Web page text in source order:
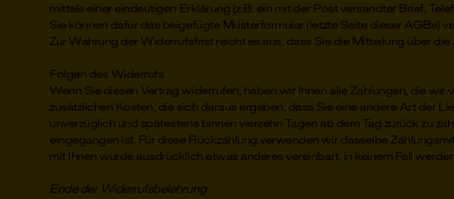
mittels einer eindeutigen Erklärung (z.B. ein mit der Post versandter Brief,
Sie können dafür das beigefügte Musterformular (letzte Seite dieser AGBs)
Zur Wahrung der Widerrufsfrist reicht es aus, dass Sie die Mitteilung über
Folgen des Widerrufs
Wenn Sie diesen Vertrag widerrufen, haben wir Ihnen alle Zahlungen, die
zusätzlichen Kosten, die sich daraus ergeben, dass Sie eine andere Art der
unverzüglich und spätestens binnen vierzehn Tagen ab dem Tag zurück zu
eingegangen ist. Für diese Rückzahlung verwenden wir dasselbe
mit Ihnen wurde ausdrücklich etwas anderes vereinbart; in keinem Fall
Ende der Widerrufsbelehrung